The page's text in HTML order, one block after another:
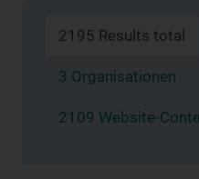
2195 Results total
3 Organisationen
2109 Website-